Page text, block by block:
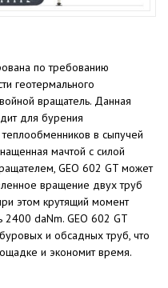
по требованию
геотермального
вращатель. Данная
для бурения
в сыпучей
мачтой с силой
GEO 602 GT может
вращение двух труб
этом крутящий момент
2400 daNm. GEO 602 GT
и обсадных труб, что
и экономит время.